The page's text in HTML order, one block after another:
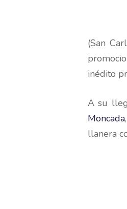
(San
inédito
A su
Moncada
llanera